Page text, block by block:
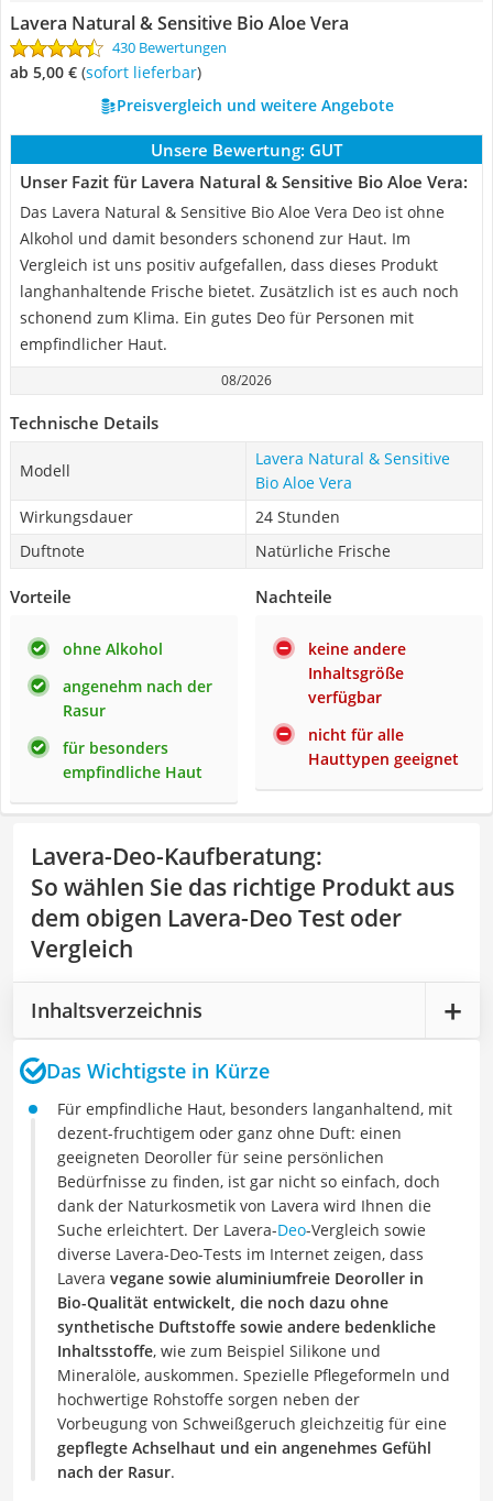
Lavera Natural & Sensitive Bio Aloe Vera
430 Bewertungen
ab 5,00 € ( Sofort lieferbar)
Preisvergleich und weitere Angebote
Unsere Bewertung: GUT
Unser Fazit für Lavera Natural & Sensitive Bio Aloe Vera:
Das Lavera Natural & Sensitive Bio Aloe Vera Deo ist ohne
Alkohol und damit besonders schonend zur Haut. Im
Vergleich ist uns positiv aufgefallen, dass dieses Produkt
langhanhaltende Frische bietet. Zusätzlich ist es auch noch
schonend zum Klima. Ein gutes Deo für Personen mit
empfindlicher Haut.
08/2026
Technische Details
Modell
Lavera Natural & Sensitive
Bio Aloe Vera
Wirkungsdauer
24 Stunden
Duftnote
Natürliche Frische
Vorteile
ohne Alkohol
angenehm nach der
Rasur
für besonders
empfindliche Haut
Nachteile
keine andere
Inhaltsgröße
verfügbar
nicht für alle
Hauttypen geeignet
Lavera-Deo-Kaufberatung:
So wählen Sie das richtige Produkt aus
dem obigen Lavera-Deo Test oder
Vergleich
Inhaltsverzeichnis
Das Wichtigste in Kürze
Für empfindliche Haut, besonders langanhaltend, mit
dezent-fruchtigem oder ganz ohne Duft: einen
geeigneten Deoroller für seine persönlichen
Bedürfnisse zu finden, ist gar nicht so einfach, doch
dank der Naturkosmetik von Lavera wird Ihnen die
Suche erleichtert. Der Lavera-Deo-Vergleich sowie
diverse Lavera-Deo-Tests im Internet zeigen, dass
Lavera vegane sowie aluminiumfreie Deoroller in
Bio-Qualität entwickelt, die noch dazu ohne
synthetische Duftstoffe sowie andere bedenkliche
Inhaltsstoffe, wie zum Beispiel Silikone und
Mineralöle, auskommen. Spezielle Pflegeformeln und
hochwertige Rohstoffe sorgen neben der
Vorbeugung von Schweißgeruch gleichzeitig für eine
gepflegte Achselhaut und ein angenehmes Gefühl
nach der Rasur.